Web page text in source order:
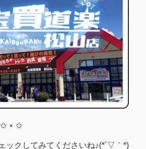
⋆ ✩
ックしてみてくださいね♪(*´▽｀*)